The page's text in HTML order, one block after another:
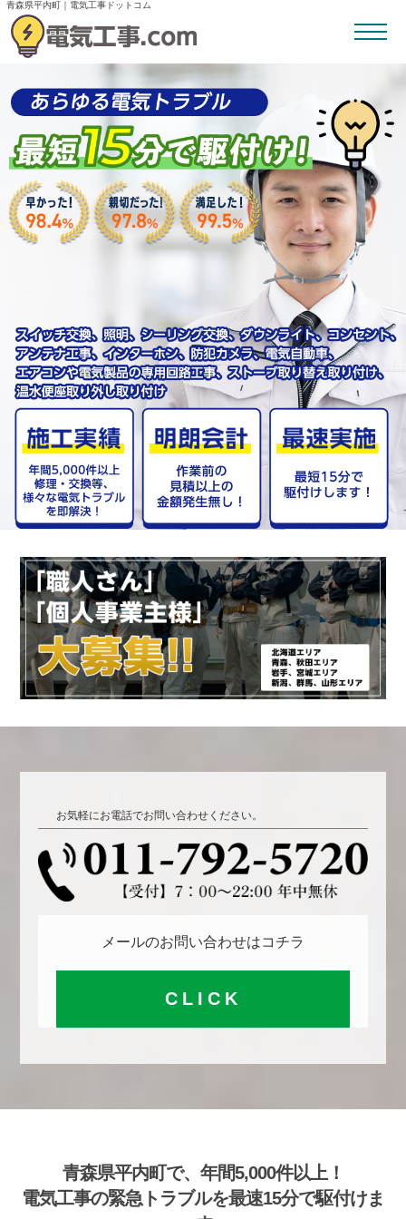
青森県平内町｜電気工事ドットコム
お気軽にお電話でお問い合わせください。
メールのお問い合わせはコチラ
CLICK
青森県平内町で、年間5,000件以上！
電気工事の緊急トラブルを最速15分で駆付けま